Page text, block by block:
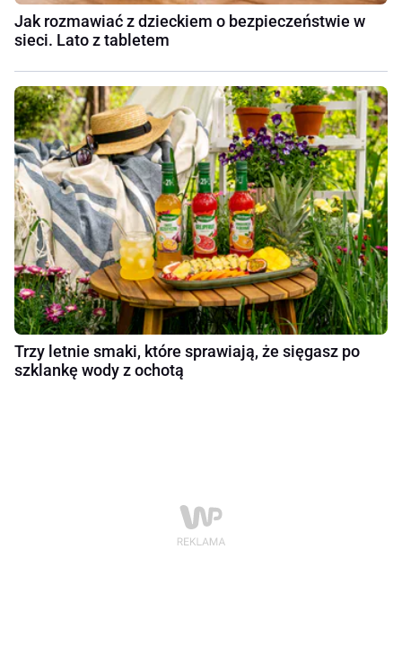
Jak rozmawiać z dzieckiem o bezpieczeństwie w
sieci. Lato z tabletem
Trzy letnie smaki, które sprawiają, że sięgasz po
szklankę wody z ochotą